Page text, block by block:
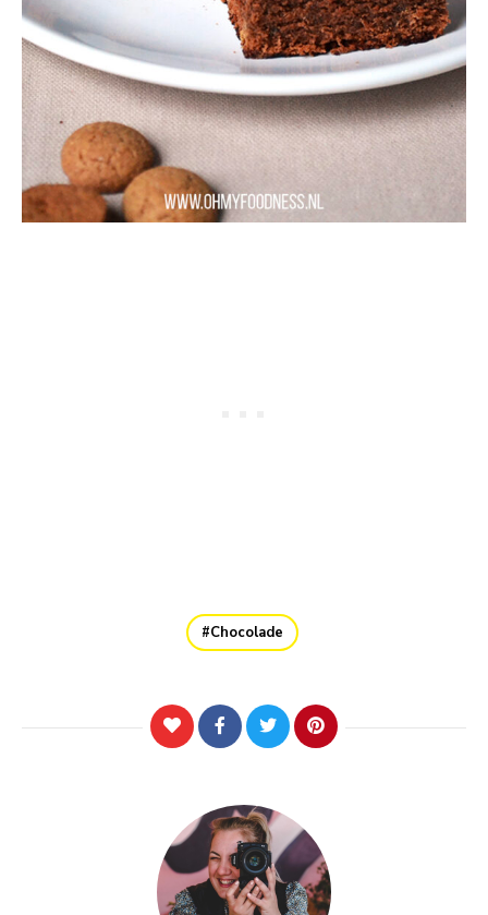
Chocolade